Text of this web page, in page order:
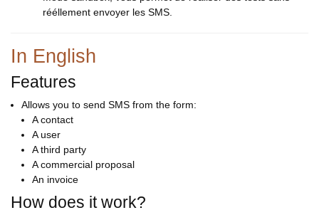
rééllement envoyer les SMS.
In English
Features
Allows you to send SMS from the form:
A contact
A user
A third party
A commercial proposal
An invoice
How does it work?